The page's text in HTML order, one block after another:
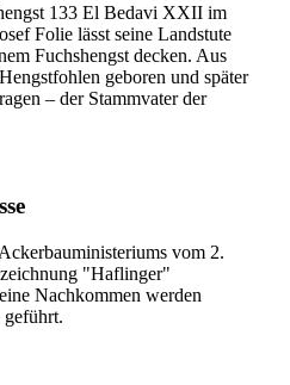
133 El Bedavi XXII im
Folie lässt seine Landstute
Fuchshengst decken. Aus
geboren und später
– der Stammvater der
vom 2.
"Haflinger"
Nachkommen werden